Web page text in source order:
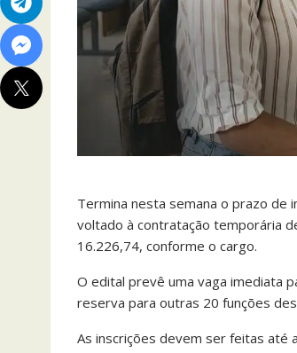
Termina nesta semana o prazo
voltado à contratação temporária
16.226,74, conforme o cargo.
O edital prevê uma vaga imediata
reserva para outras 20 funções
As inscrições devem ser feitas até